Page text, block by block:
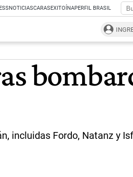
NOTICIASCARASEXITOÍNAPERFIL BRASIL
incluidas Fordo, Natanz y